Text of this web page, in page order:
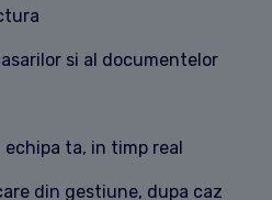
si al documentelor
ta, in timp real
din gestiune, dupa caz